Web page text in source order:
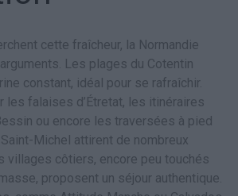
cette fraîcheur, la Normandie
Les plages du Cotentin
constant, idéal pour se rafraîchir.
les falaises d’Étretat, les itinéraires
ou encore les traversées à pied
Michel attirent de nombreux
villages côtiers, encore peu touchés
proposent un séjour authentique.